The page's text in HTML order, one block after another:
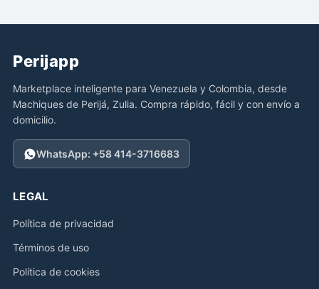
Perijapp
Marketplace inteligente para Venezuela y Colombia, desde
Machiques de Perijá, Zulia. Compra rápido, fácil y con envío a
domicilio.
WhatsApp: +58 414-3716683
LEGAL
Política de privacidad
Términos de uso
Política de cookies